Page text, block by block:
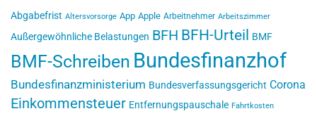
Abgabefrist Altersvorsorge App Apple Arbeitnehmer Arbeitszimmer
Außergewöhnliche Belastungen BFH BFH-Urteil BMF
BMF-Schreiben Bundesfinanzhof
Bundesfinanzministerium Bundesverfassungsgericht Corona
Einkommensteuer Entfernungspauschale Fahrtkosten